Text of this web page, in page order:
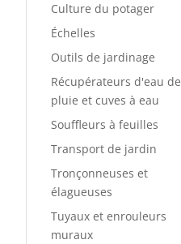
Culture du potager
Échelles
Outils de jardinage
Récupérateurs d'eau de
pluie et cuves à eau
Souffleurs à feuilles
Transport de jardin
Tronçonneuses et
élagueuses
Tuyaux et enrouleurs
muraux